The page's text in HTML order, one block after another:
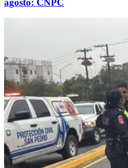
agosto: CNPC